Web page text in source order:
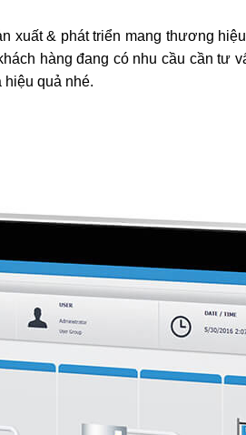
xuất & phát triển mang thương
hàng đang có nhu cầu cần tư
hiệu quả nhé.